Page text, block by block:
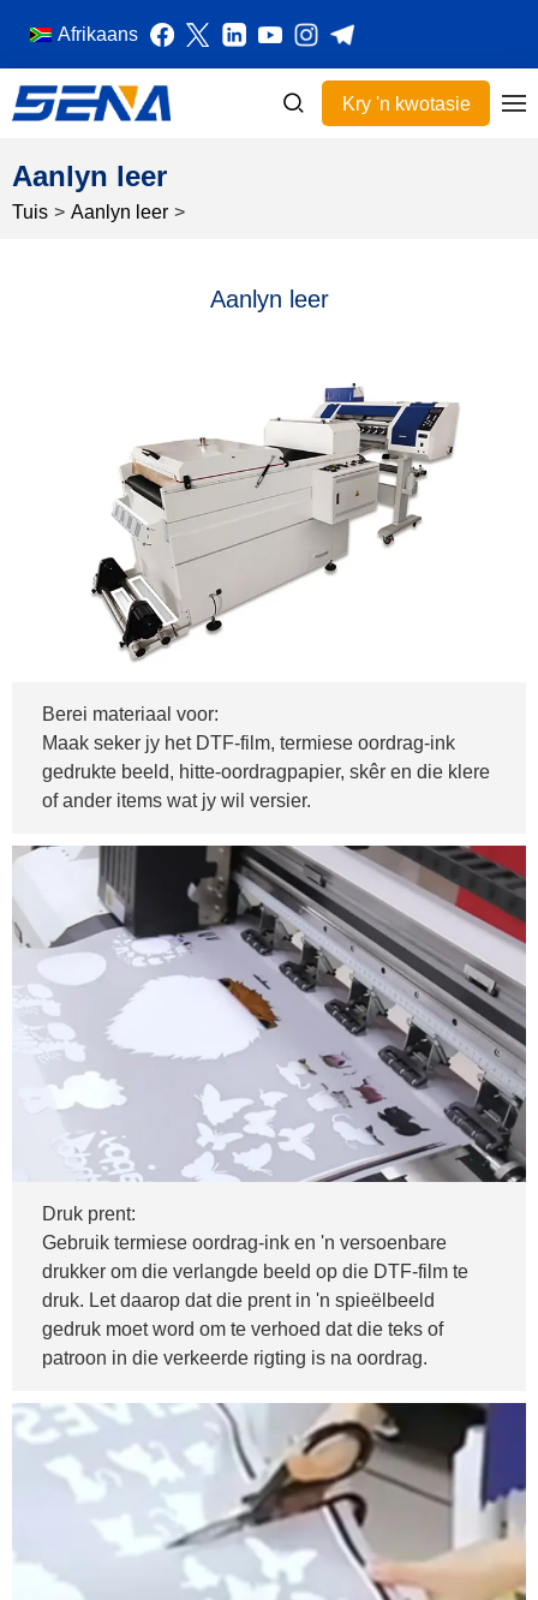
Afrikaans
Kry 'n kwotasie
Aanlyn leer
Tuis > Aanlyn leer >
Aanlyn leer
Berei materiaal voor:
Maak seker jy het DTF-film, termiese oordrag-ink
gedrukte beeld, hitte-oordragpapier, skêr en die klere
of ander items wat jy wil versier.
Druk prent:
Gebruik termiese oordrag-ink en 'n versoenbare
drukker om die verlangde beeld op die DTF-film te
druk. Let daarop dat die prent in 'n spieëlbeeld
gedruk moet word om te verhoed dat die teks of
patroon in die verkeerde rigting is na oordrag.